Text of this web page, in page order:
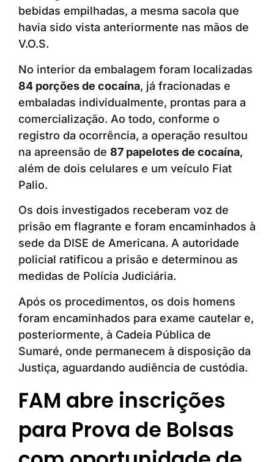
bebidas empilhadas, a mesma sacola que
havia sido vista anteriormente nas mãos de
V.O.S.
No interior da embalagem foram localizadas
84 porções de cocaína, já fracionadas e
embaladas individualmente, prontas para a
comercialização. Ao todo, conforme o
registro da ocorrência, a operação resultou
na apreensão de 87 papelotes de cocaína,
além de dois celulares e um veículo Fiat
Palio.
Os dois investigados receberam voz de
prisão em flagrante e foram encaminhados à
sede da DISE de Americana. A autoridade
policial ratificou a prisão e determinou as
medidas de Polícia Judiciária.
Após os procedimentos, os dois homens
foram encaminhados para exame cautelar e,
posteriormente, à Cadeia Pública de
Sumaré, onde permanecem à disposição da
Justiça, aguardando audiência de custódia.
FAM abre inscrições
para Prova de Bolsas